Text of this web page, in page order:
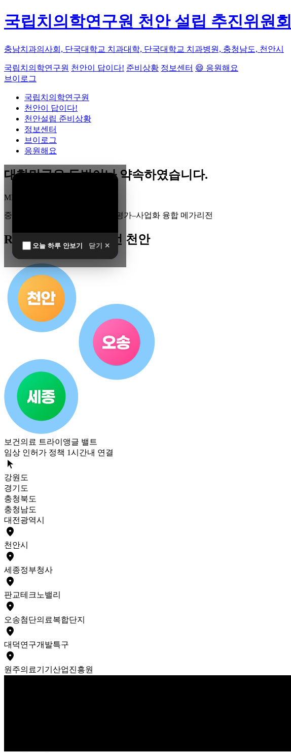
국립치의학연구원 천안 설립 추진위원회
충남치과의사회, 단국대학교 치과대학, 단국대학교 치과병원, 충청남도, 천안시
국립치의학연구원 천안이 답이다! 준비상황 정보센터 😄 응원해요
브이로그
국립치의학연구원
천안이 답이다!
천안설립 준비상황
정보센터
브이로그
응원해요
오늘 하루 안보기 닫기 ✕
대한민국은 두번이나 약속하였습니다.
MEGA
중부권 전체를 잇는 연구–임상–평가–사업화 융합 메가리전
R&D 남방한계 최전선 천안
보건의료 트라이앵글 밸트
임상 인허가 정책 1시간내 연결
arrow_selector_tool
강원도
경기도
충청북도
충청남도
대전광역시
place
천안시
place
세종정부청사
place
판교테크노밸리
place
오송첨단의료복합단지
place
대덕연구개발특구
place
원주의료기기산업진흥원